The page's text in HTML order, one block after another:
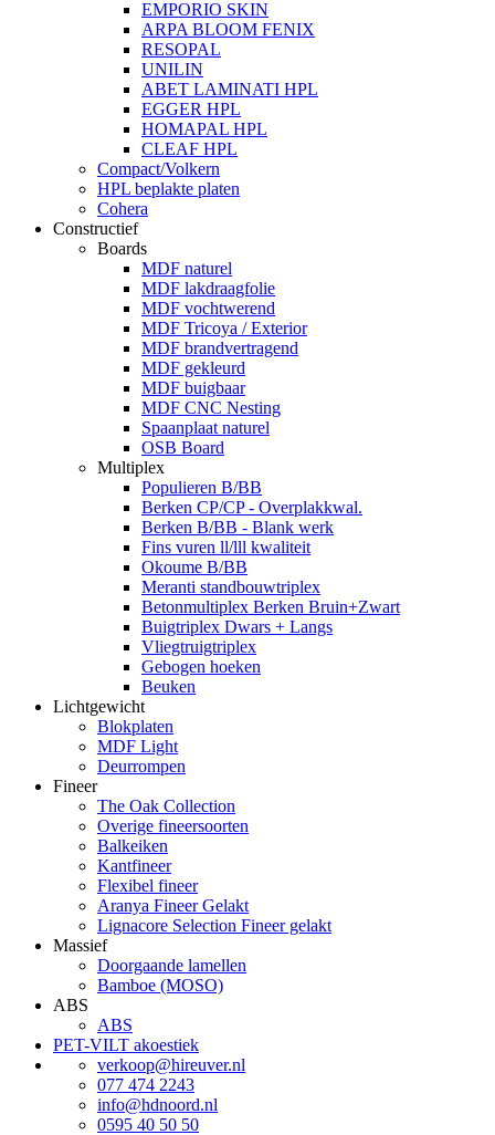
EMPORIO SKIN
ARPA BLOOM FENIX
RESOPAL
UNILIN
ABET LAMINATI HPL
EGGER HPL
HOMAPAL HPL
CLEAF HPL
Compact/Volkern
HPL beplakte platen
Cohera
Constructief
Boards
MDF naturel
MDF lakdraagfolie
MDF vochtwerend
MDF Tricoya / Exterior
MDF brandvertragend
MDF gekleurd
MDF buigbaar
MDF CNC Nesting
Spaanplaat naturel
OSB Board
Multiplex
Populieren B/BB
Berken CP/CP - Overplakkwal.
Berken B/BB - Blank werk
Fins vuren ll/lll kwaliteit
Okoume B/BB
Meranti standbouwtriplex
Betonmultiplex Berken Bruin+Zwart
Buigtriplex Dwars + Langs
Vliegtruigtriplex
Gebogen hoeken
Beuken
Lichtgewicht
Blokplaten
MDF Light
Deurrompen
Fineer
The Oak Collection
Overige fineersoorten
Balkeiken
Kantfineer
Flexibel fineer
Aranya Fineer Gelakt
Lignacore Selection Fineer gelakt
Massief
Doorgaande lamellen
Bamboe (MOSO)
ABS
ABS
PET-VILT akoestiek
verkoop@hireuver.nl
077 474 2243
info@hdnoord.nl
0595 40 50 50